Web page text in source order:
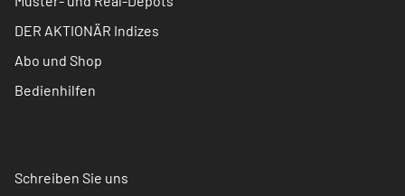
DER AKTIONÄR Indizes
Abo und Shop
Bedienhilfen
Schreiben Sie uns